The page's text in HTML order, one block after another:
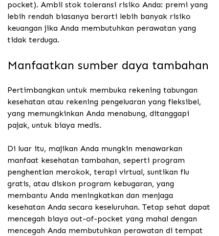
pocket). Ambil stok toleransi risiko Anda: premi yang
lebih rendah biasanya berarti lebih banyak risiko
keuangan jika Anda membutuhkan perawatan yang
tidak terduga.
Manfaatkan sumber daya tambahan
Pertimbangkan untuk membuka rekening tabungan
kesehatan atau rekening pengeluaran yang fleksibel,
yang memungkinkan Anda menabung, ditanggapi
pajak, untuk biaya medis.
Di luar itu, majikan Anda mungkin menawarkan
manfaat kesehatan tambahan, seperti program
penghentian merokok, terapi virtual, suntikan flu
gratis, atau diskon program kebugaran, yang
membantu Anda meningkatkan dan menjaga
kesehatan Anda secara keseluruhan. Tetap sehat dapat
mencegah biaya out-of-pocket yang mahal dengan
mencegah Anda membutuhkan perawatan di tempat